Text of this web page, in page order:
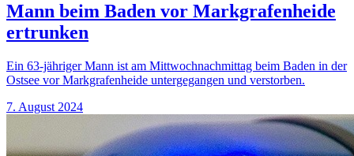
Mann beim Baden vor Markgrafenheide
ertrunken
Ein 63-jähriger Mann ist am Mittwochnachmittag beim Baden in der
Ostsee vor Markgrafenheide untergegangen und verstorben.
7. August 2024